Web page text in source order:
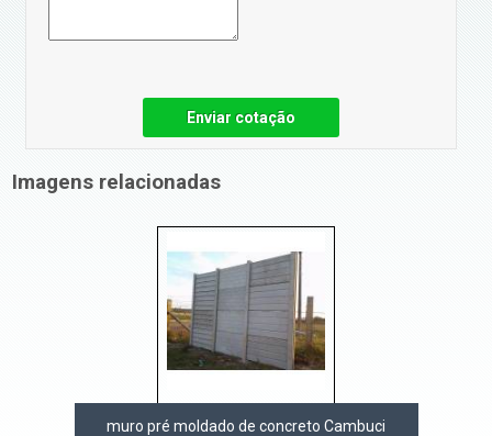
Enviar cotação
Imagens relacionadas
muro pré moldado de concreto Cambuci